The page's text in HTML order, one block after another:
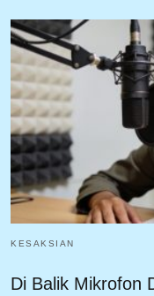
KESAKSIAN
Di Balik Mikrofon